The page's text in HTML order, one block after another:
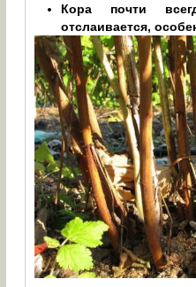
Кора почти
отслаивается,